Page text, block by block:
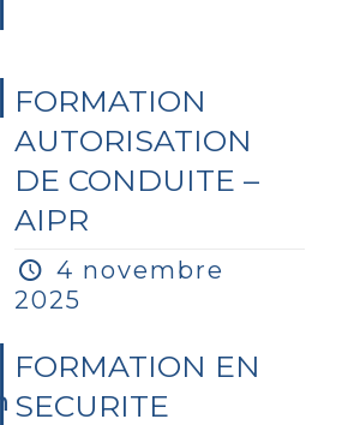
FORMATION
AUTORISATION
DE CONDUITE –
AIPR
4 novembre
2025
FORMATION EN
SECURITE